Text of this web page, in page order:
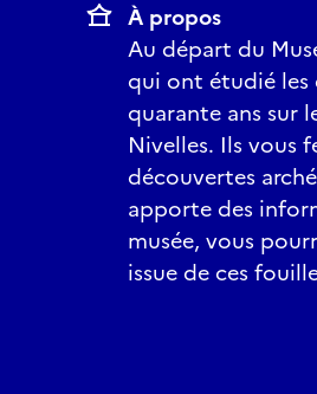
À propos
Au départ du
qui ont étudié les
quarante ans sur
Nivelles. Ils vous
découvertes
apporte des
musée, vous
issue de ces